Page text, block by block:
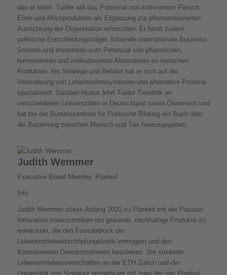
das er leitet. Tuider will das Potenzial von kultiviertem Fleisch,
Eiern und Milchprodukten als Ergänzung zur pflanzenbasierten
Ausrichtung der Organisation erforschen. Er berät zudem
politische Entscheidungsträger, führende internationale Business
Schools und Investoren zum Potenzial von pflanzlichen,
fermentierten und zellkultivierten Alternativen zu tierischen
Produkten. Als Stratege und Berater hat er sich auf die
Veränderung von Lebensmittelsystemen und alternative Proteine
spezialisiert. Darüber hinaus lehrt Tuider Tierethik an
verschiedenen Universitäten in Deutschland sowie Österreich und
hat bei der Bundeszentrale für Politische Bildung ein Buch über
die Beziehung zwischen Mensch und Tier herausgegeben.
Judith Wemmer
Executive Board Member, Planted
Info
Judith Wemmer stiess Anfang 2020 zu Planted mit der Passion
Innovation voranzutreiben um gesunde, nachhaltige Produkte zu
entwickeln, die den Fussabdruck der
Lebensmittelwertschöpfungskette verringern und den
Konsumenten Genussmomente bescheren. Sie studierte
Lebensmittelwissenschaften an der ETH Zürich und der
Universität von Singapur gemeinsam mit zwei der vier Planted